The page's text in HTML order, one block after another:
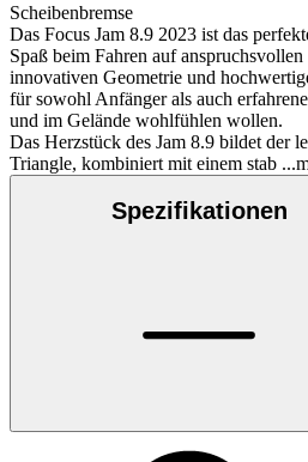
Scheibenbremse
Das Focus Jam 8.9 2023 ist das
Spaß beim Fahren auf
innovativen Geometrie und
für sowohl Anfänger als auch
und im Gelände wohlfühlen wollen.
Das Herzstück des Jam 8.9 bildet der
Triangle, kombiniert mit einem stab
Spezifikationen